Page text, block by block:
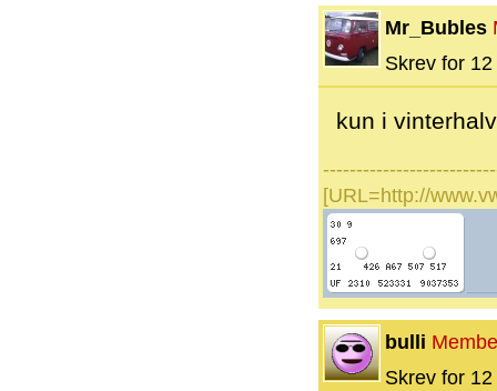
Mr_Bubles
Skrev for
kun i
[URL=http://
bulli
Skrev for